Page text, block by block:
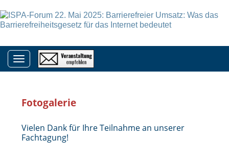
Toggle navigation
Fotogalerie
Vielen Dank für Ihre Teilnahme an unserer
Fachtagung!